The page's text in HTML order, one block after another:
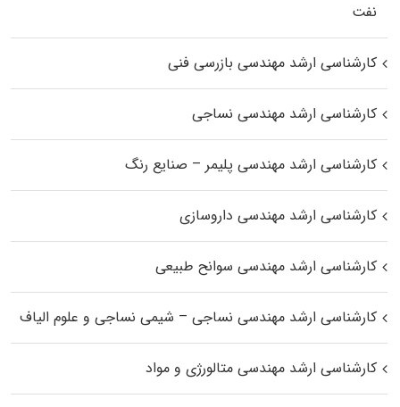
نفت
کارشناسی ارشد مهندسی بازرسی فنی
کارشناسی ارشد مهندسی نساجی
کارشناسی ارشد مهندسی پلیمر – صنایع رنگ
کارشناسی ارشد مهندسی داروسازی
کارشناسی ارشد مهندسی سوانح طبیعی
کارشناسی ارشد مهندسی نساجی – شیمی نساجی و علوم الیاف
کارشناسی ارشد مهندسی متالورژی و مواد